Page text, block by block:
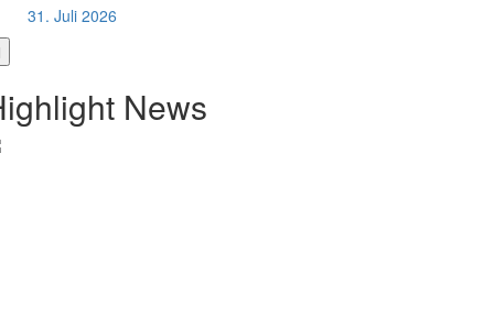
31. Juli 2026
News